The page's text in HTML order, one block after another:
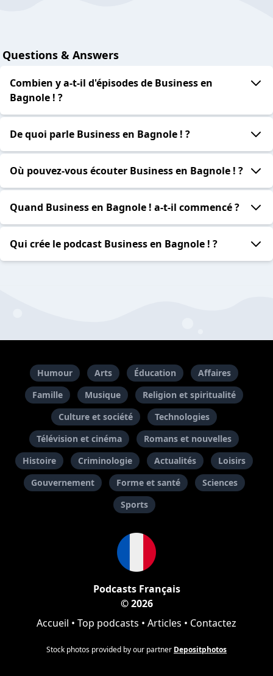
Questions & Answers
Combien y a-t-il d'épisodes de Business en
Bagnole ! ?
De quoi parle Business en Bagnole ! ?
Où pouvez-vous écouter Business en Bagnole ! ?
Quand Business en Bagnole ! a-t-il commencé ?
Qui crée le podcast Business en Bagnole ! ?
Humour Arts Éducation
Affaires
Famille
Musique
Religion et spiritualité
Culture et société
Technologies
Télévision et cinéma
Romans et nouvelles
Histoire
Criminologie Actualités
Loisirs
Gouvernement
Forme et santé
Sciences
Sports
Podcasts Français
© 2026
Accueil • Top podcasts • Articles • Contactez
Stock photos provided by our partner Depositphotos